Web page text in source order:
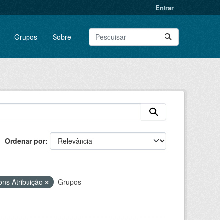
Entrar
Grupos Sobre
Ordenar por
Atribuição Grupos: